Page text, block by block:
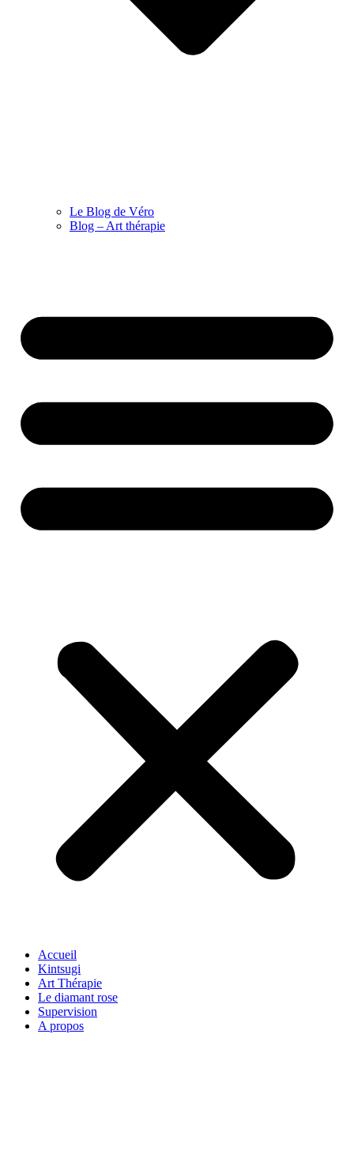
Le Blog de Véro
Blog – Art thérapie
Accueil
Kintsugi
Art Thérapie
Le diamant rose
Supervision
A propos